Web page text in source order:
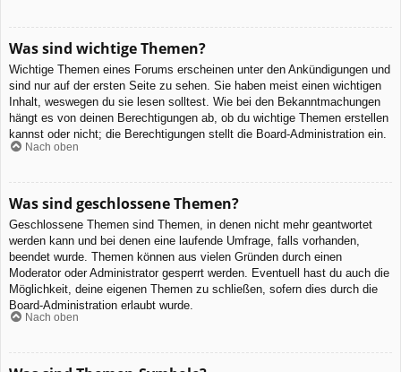
Was sind wichtige Themen?
Wichtige Themen eines Forums erscheinen unter den Ankündigungen und
sind nur auf der ersten Seite zu sehen. Sie haben meist einen wichtigen
Inhalt, weswegen du sie lesen solltest. Wie bei den Bekanntmachungen
hängt es von deinen Berechtigungen ab, ob du wichtige Themen erstellen
kannst oder nicht; die Berechtigungen stellt die Board-Administration ein.
Nach oben
Was sind geschlossene Themen?
Geschlossene Themen sind Themen, in denen nicht mehr geantwortet
werden kann und bei denen eine laufende Umfrage, falls vorhanden,
beendet wurde. Themen können aus vielen Gründen durch einen
Moderator oder Administrator gesperrt werden. Eventuell hast du auch die
Möglichkeit, deine eigenen Themen zu schließen, sofern dies durch die
Board-Administration erlaubt wurde.
Nach oben